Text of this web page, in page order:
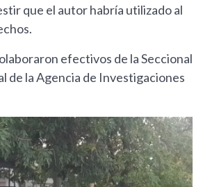
que el autor habría utilizado al
efectivos de la Seccional
de la Agencia de Investigaciones